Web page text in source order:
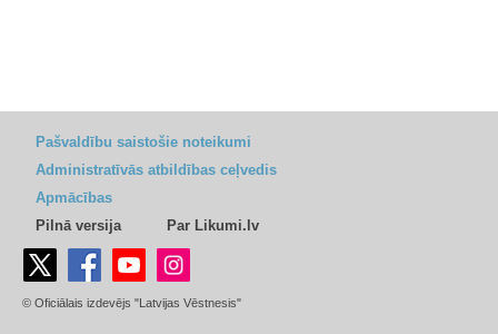
Pašvaldību saistošie noteikumi
Administratīvās atbildības ceļvedis
Apmācības
Pilnā versija
Par Likumi.lv
© Oficiālais izdevējs "Latvijas Vēstnesis"